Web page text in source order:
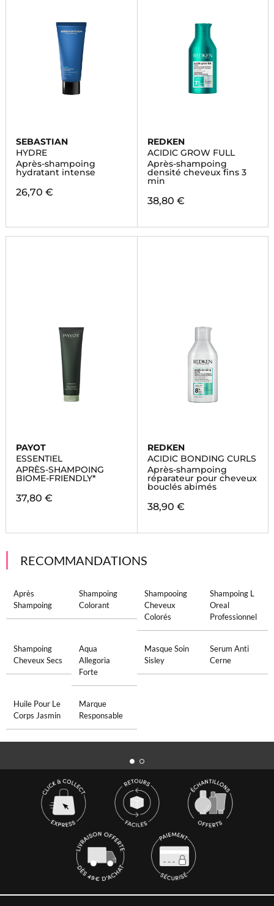
SEBASTIAN
HYDRE
Après-shampoing
hydratant intense
26,70 €
REDKEN
ACIDIC GROW FULL
Après-shampoing
densité cheveux fins 3
min
38,80 €
PAYOT
ESSENTIEL
APRÈS-SHAMPOING
BIOME-FRIENDLY*
37,80 €
REDKEN
ACIDIC BONDING CURLS
Après-shampoing
réparateur pour cheveux
bouclés abimés
38,90 €
RECOMMANDATIONS
Après
Shampoing
Shampoing
Colorant
Shampooing
Cheveux
Colorés
Shampoing L
Oreal
Professionnel
Shampoing
Cheveux Secs
Aqua
Allegoria
Forte
Masque Soin
Sisley
Serum Anti
Cerne
Huile Pour Le
Corps Jasmin
Marque
Responsable